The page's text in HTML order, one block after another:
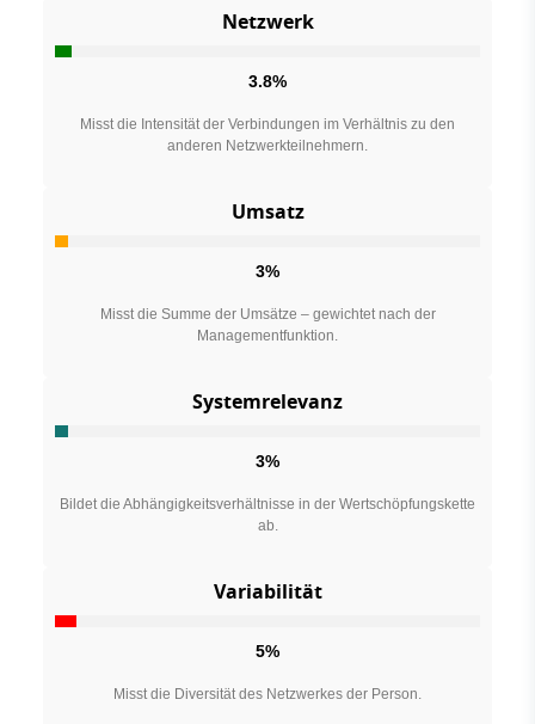
Netzwerk
3.8%
Misst die Intensität der Verbindungen im Verhältnis zu den
anderen Netzwerkteilnehmern.
Umsatz
3%
Misst die Summe der Umsätze – gewichtet nach der
Managementfunktion.
Systemrelevanz
3%
Bildet die Abhängigkeitsverhältnisse in der Wertschöpfungskette
ab.
Variabilität
5%
Misst die Diversität des Netzwerkes der Person.